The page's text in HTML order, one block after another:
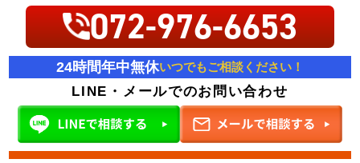
072-976-6653
24時間年中無休いつでもご相談ください！
LINE・メールでのお問い合わせ